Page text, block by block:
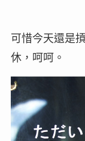
可惜今天還是
休，呵呵。